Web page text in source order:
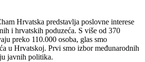
Hrvatska predstavlja poslovne interese
i hrvatskih poduzeća. S više od 370
preko 110.000 osoba, glas smo
u Hrvatskoj. Prvi smo izbor međunarodnih
javnih politika.